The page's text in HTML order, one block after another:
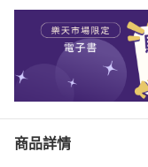
商品詳情